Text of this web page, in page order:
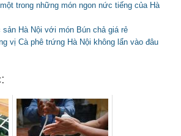
trong những món ngon nức tiếng của Hà
Hà Nội với món Bún chả giá rẻ
vị Cà phê trứng Hà Nội không lẩn vào đâu